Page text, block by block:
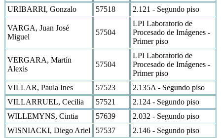
URIBARRI, Gonzalo 57518 2.121 - Segundo piso
VARGA, Juan José
Miguel
57504
LPI Laboratorio de
Procesado de Imágenes -
Primer piso
VERGARA, Martín
Alexis
57504
LPI Laboratorio de
Procesado de Imágenes -
Primer piso
VILLAR, Paula Ines
57523
2.135A - Segundo piso
VILLARRUEL, Cecilia
57521
2.124 - Segundo piso
WILLEMYNS, Cintia
57639
2.032 - Segundo piso
WISNIACKI, Diego Ariel
57537 2.146 - Segundo piso